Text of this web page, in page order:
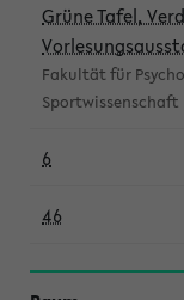
Grüne Tafel,
Fakultät für
Sportwissenschaft
6
46